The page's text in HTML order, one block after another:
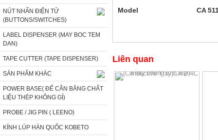
NÚT NHẤN ĐIỆN TỬ
(BUTTONS/SWITCHES)
LABEL DISPENSER (MAY BOC TEM
DAN)
TAPE CUTTER (TAPE DISPENSER)
SẢN PHẨM KHÁC
POWER BASE( ĐẾ CÂN BẰNG CHẤT
LIỆU THÉP KHÔNG GỈ)
PROBE / JIG PIN ( LEENO)
KÍNH LÚP HÀN QUỐC KOBETO
Model CA
Liên quan